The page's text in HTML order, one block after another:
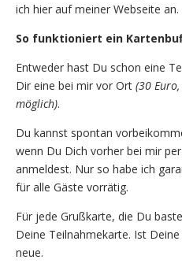
ich hier auf meiner Webseite an.
So funktioniert ein
Entweder hast Du schon eine
Dir eine bei mir vor Ort (30
möglich).
Du kannst spontan
wenn Du Dich vorher bei mir
anmeldest. Nur so habe ich
für alle Gäste vorrätig.
Für jede Grußkarte, die Du
Deine Teilnahmekarte. Ist
neue.